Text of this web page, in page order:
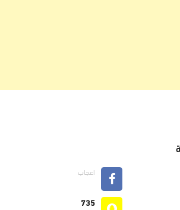
اعجاب
735